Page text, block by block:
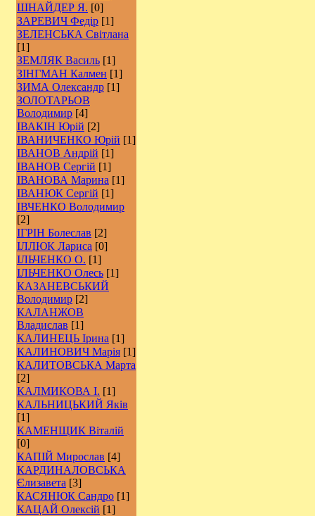
ШНАЙДЕР Я. [0]
ЗАРЕВИЧ Федір [1]
ЗЕЛЕНСЬКА Світлана
[1]
ЗЕМЛЯК Василь [1]
ЗІНГМАН Калмен [1]
ЗИМА Олександр [1]
ЗОЛОТАРЬОВ
Володимир [4]
ІВАКІН Юрій [2]
ІВАНИЧЕНКО Юрій [1]
ІВАНОВ Андрій [1]
ІВАНОВ Сергій [1]
ІВАНОВА Марина [1]
ІВАНЮК Сергій [1]
ІВЧЕНКО Володимир
[2]
ІГРІН Болеслав [2]
ІЛЛЮК Лариса [0]
ІЛЬЧЕНКО О. [1]
ІЛЬЧЕНКО Олесь [1]
КАЗАНЕВСЬКИЙ
Володимир [2]
КАЛАНЖОВ
Владислав [1]
КАЛИНЕЦЬ Ірина [1]
КАЛИНОВИЧ Марія [1]
КАЛИТОВСЬКА Марта
[2]
КАЛМИКОВА І. [1]
КАЛЬНИЦЬКИЙ Яків
[1]
КАМЕНЩИК Віталій
[0]
КАПІЙ Мирослав [4]
КАРДИНАЛОВСЬКА
Єлизавета [3]
КАСЯНЮК Сандро [1]
КАЦАЙ Олексій [1]